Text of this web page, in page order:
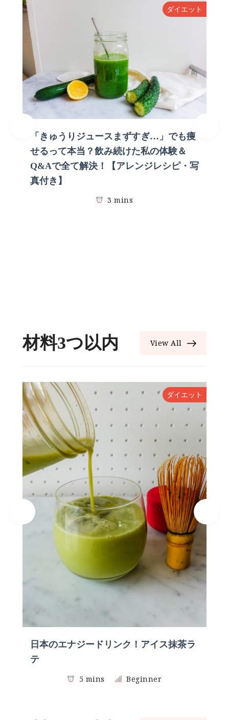
ダイエット
「きゅうりジュースまずすぎ…」でも痩
せるって本当？飲み続けた私の体験＆
Q&Aで全て解決！【アレンジレシピ・写
真付き】
3 mins
材料3つ以内 View All
ダイエット
日本のエナジードリンク！アイス抹茶ラ
テ
5 mins Beginner